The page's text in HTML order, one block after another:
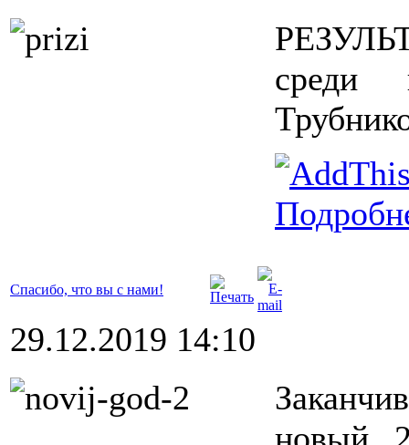
среди
Спасибо, что вы с нами!
29.12.2019 14:10